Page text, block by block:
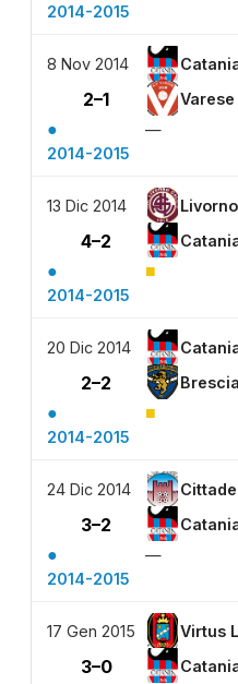
2014-2015
8 Nov 2014
2–1 Varese
●
—
2014-2015
13 Dic 2014 Livorno
4–2
● ■
2014-2015
20 Dic 2014
2–2 Brescia
● ■
2014-2015
24 Dic 2014
3–2
●
—
2014-2015
17 Gen 2015 Virtus
3–0